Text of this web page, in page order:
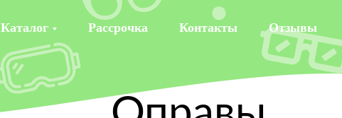
Каталог Рассрочка Контакты Отзывы